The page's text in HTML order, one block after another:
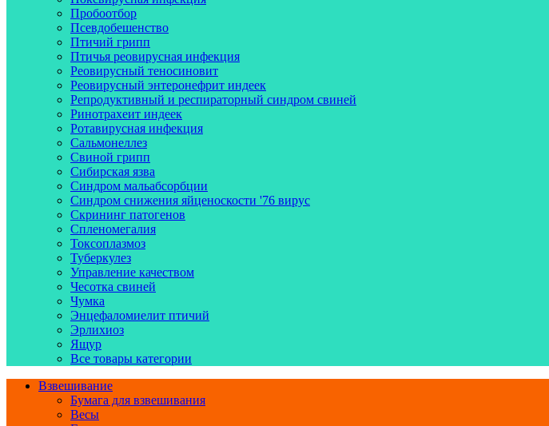
Пробоотбор
Псевдобешенство
Птичий грипп
Птичья реовирусная инфекция
Реовирусный теносиновит
Реовирусный энтеронефрит индеек
Репродуктивный и респираторный синдром свиней
Ринотрахеит индеек
Ротавирусная инфекция
Сальмонеллез
Свиной грипп
Сибирская язва
Синдром мальабсорбции
Синдром снижения яйценоскости '76 вирус
Скрининг патогенов
Спленомегалия
Токсоплазмоз
Туберкулез
Управление качеством
Чесотка свиней
Чумка
Энцефаломиелит птичий
Эрлихиоз
Ящур
Все товары категории
Взвешивание
Бумага для взвешивания
Весы